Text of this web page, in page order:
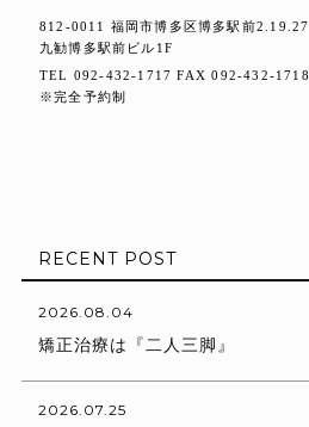
812-0011 福岡市博多区博多駅前2.19.27
九勧博多駅前ビル1F
TEL 092-432-1717 FAX 092-432-1718
※完全予約制
RECENT POST
2026.08.04
矯正治療は『二人三脚』
2026.07.25